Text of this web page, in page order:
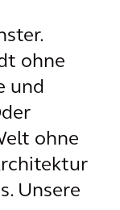
ohne
und
ohne
Unsere